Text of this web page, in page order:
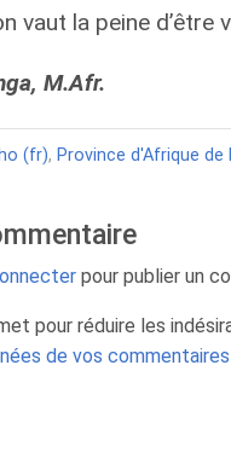
vaut la peine d’être
M.Afr.
(fr), Province d'Afrique de
pour publier un
pour réduire les
de vos